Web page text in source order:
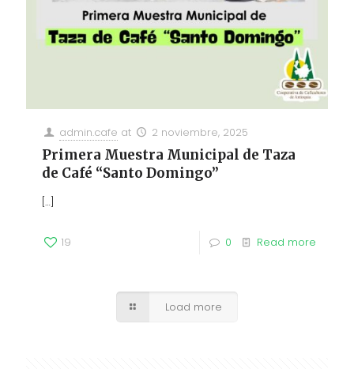
admin.cafe at 2 noviembre, 2025
Primera Muestra Municipal de Taza
de Café “Santo Domingo”
[…]
19 0 Read more
Load more